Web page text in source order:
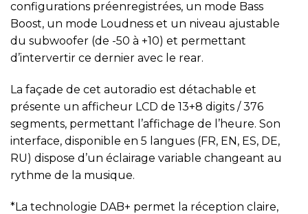
configurations préenregistrées, un mode Bass
Boost, un mode Loudness et un niveau ajustable
du subwoofer (de -50 à +10) et permettant
d’intervertir ce dernier avec le rear.
La façade de cet autoradio est détachable et
présente un afficheur LCD de 13+8 digits / 376
segments, permettant l’affichage de l’heure. Son
interface, disponible en 5 langues (FR, EN, ES, DE,
RU) dispose d’un éclairage variable changeant au
rythme de la musique.
*La technologie DAB+ permet la réception claire,